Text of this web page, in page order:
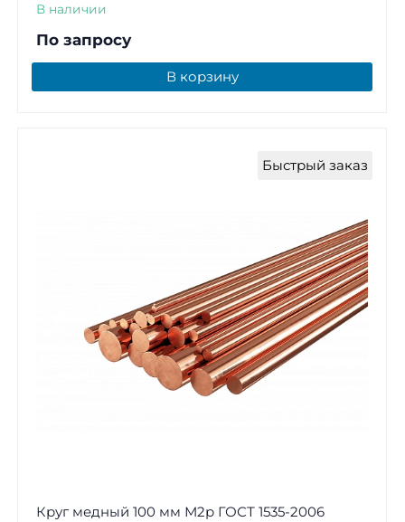
В наличии
По запросу
В корзину
Быстрый заказ
Круг медный 100 мм М2р ГОСТ 1535-2006